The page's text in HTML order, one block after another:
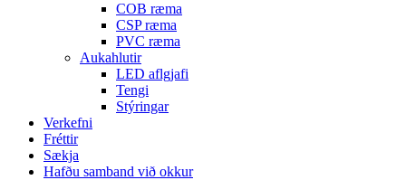
COB ræma
CSP ræma
PVC ræma
Aukahlutir
LED aflgjafi
Tengi
Stýringar
Verkefni
Fréttir
Sækja
Hafðu samband við okkur